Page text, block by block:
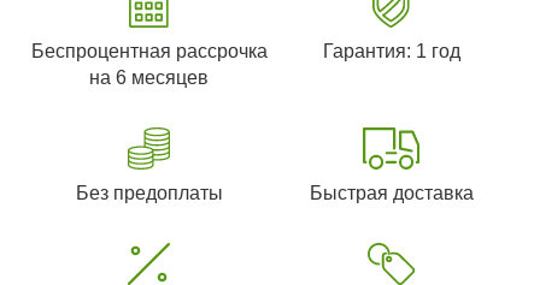
Беспроцентная рассрочка
на 6 месяцев
Гарантия: 1 год
Без предоплаты Быстрая доставка